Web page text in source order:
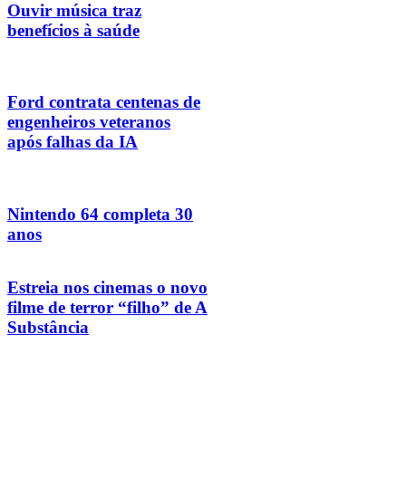
Ouvir música traz
benefícios à saúde
Ford contrata centenas de
engenheiros veteranos
após falhas da IA
Nintendo 64 completa 30
anos
Estreia nos cinemas o novo
filme de terror “filho” de A
Substância